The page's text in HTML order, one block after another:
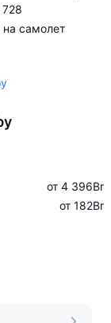
самолет
от 4 396Br
от 182Br